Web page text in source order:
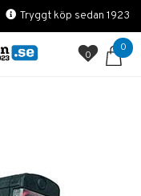
Tryggt köp sedan 1923
0
0